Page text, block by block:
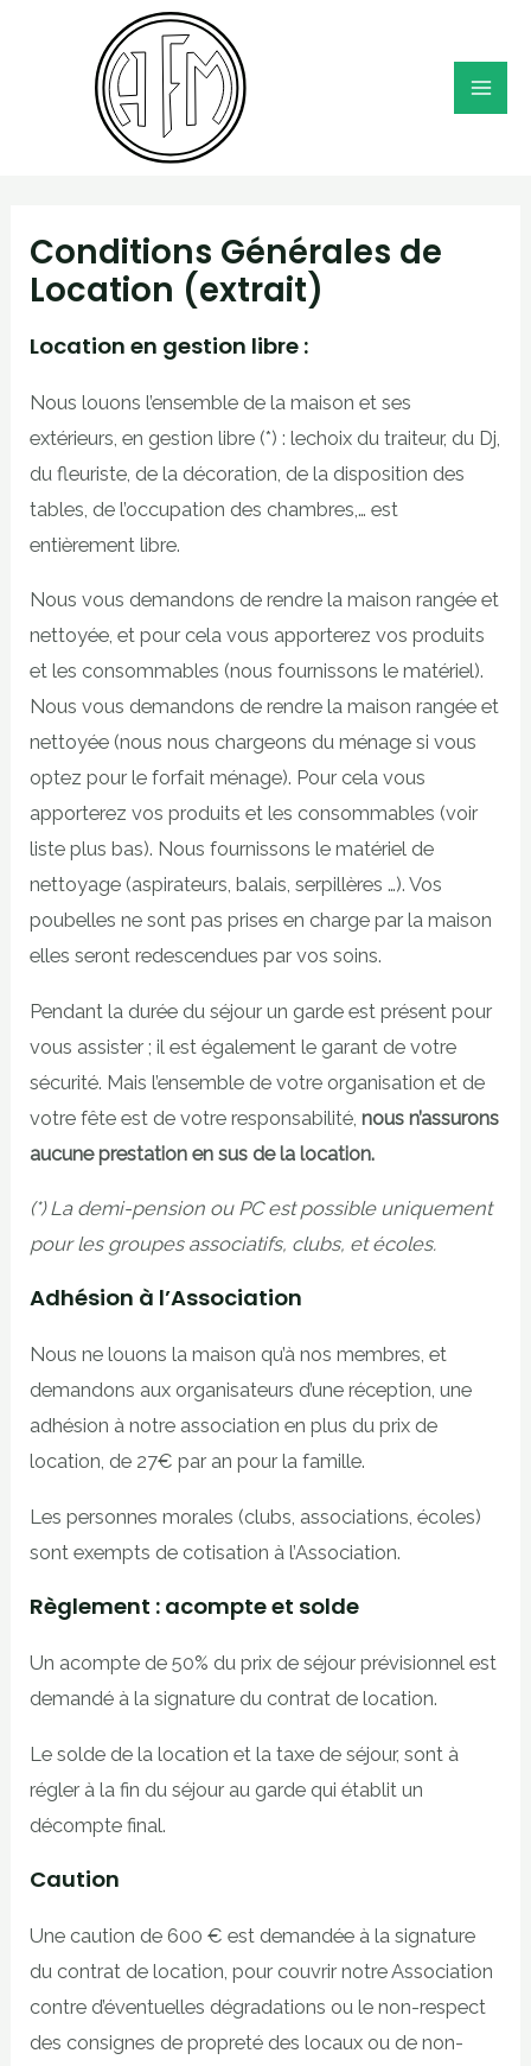
Conditions Générales de
Location (extrait)
Location en gestion libre :
Nous louons l’ensemble de la maison et ses
extérieurs, en gestion libre (*) : lechoix du traiteur, du Dj,
du fleuriste, de la décoration, de la disposition des
tables, de l’occupation des chambres,… est
entièrement libre.
Nous vous demandons de rendre la maison rangée et
nettoyée, et pour cela vous apporterez vos produits
et les consommables (nous fournissons le matériel).
Nous vous demandons de rendre la maison rangée et
nettoyée (nous nous chargeons du ménage si vous
optez pour le forfait ménage). Pour cela vous
apporterez vos produits et les consommables (voir
liste plus bas). Nous fournissons le matériel de
nettoyage (aspirateurs, balais, serpillères …). Vos
poubelles ne sont pas prises en charge par la maison
elles seront redescendues par vos soins.
Pendant la durée du séjour un garde est présent pour
vous assister ; il est également le garant de votre
sécurité. Mais l’ensemble de votre organisation et de
votre fête est de votre responsabilité,nous n’assurons
aucune prestation en sus de la location.
(*) La demi-pension ou PC est possible uniquement
pour les groupes associatifs, clubs, et écoles.
Adhésion à l’Association
Nous ne louons la maison qu’à nos membres, et
demandons aux organisateurs d’une réception, une
adhésion à notre association en plus du prix de
location, de 27€ par an pour la famille.
Les personnes morales (clubs, associations, écoles)
sont exempts de cotisation à l’Association.
Règlement : acompte et solde
Un acompte de 50% du prix de séjour prévisionnel est
demandé à la signature du contrat de location.
Le solde de la location et la taxe de séjour, sont à
régler à la fin du séjour au garde qui établit un
décompte final.
Caution
Une caution de 600 € est demandée à la signature
du contrat de location, pour couvrir notre Association
contre d’éventuelles dégradations ou le non-respect
des consignes de propreté des locaux ou de non-